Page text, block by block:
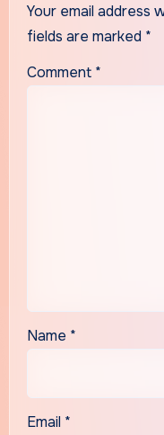
Your email address
fields are marked *
Comment *
Name *
Email *